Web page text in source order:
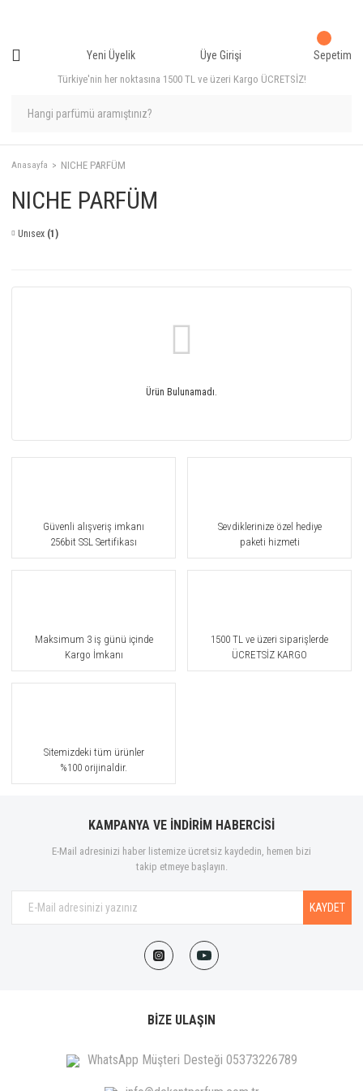
Türkiye'nin her noktasına 1500 TL ve üzeri Kargo ÜCRETSİZ!
Yeni Üyelik Üye Girişi Sepetim
Anasayfa NICHE PARFÜM
NICHE PARFÜM
Unısex (1)
Ürün Bulunamadı.
Güvenli alışveriş imkanı
256bit SSL Sertifikası
Sevdiklerinize özel hediye
paketi hizmeti
Maksimum 3 iş günü içinde
Kargo İmkanı
1500 TL ve üzeri siparişlerde
ÜCRETSİZ KARGO
Sitemizdeki tüm ürünler
%100 orijinaldir.
KAMPANYA VE İNDİRİM HABERCİSİ
E-Mail adresinizi haber listemize ücretsiz kaydedin, hemen bizi
takip etmeye başlayın.
KAYDET
BİZE ULAŞIN
WhatsApp Müşteri Desteği 05373226789